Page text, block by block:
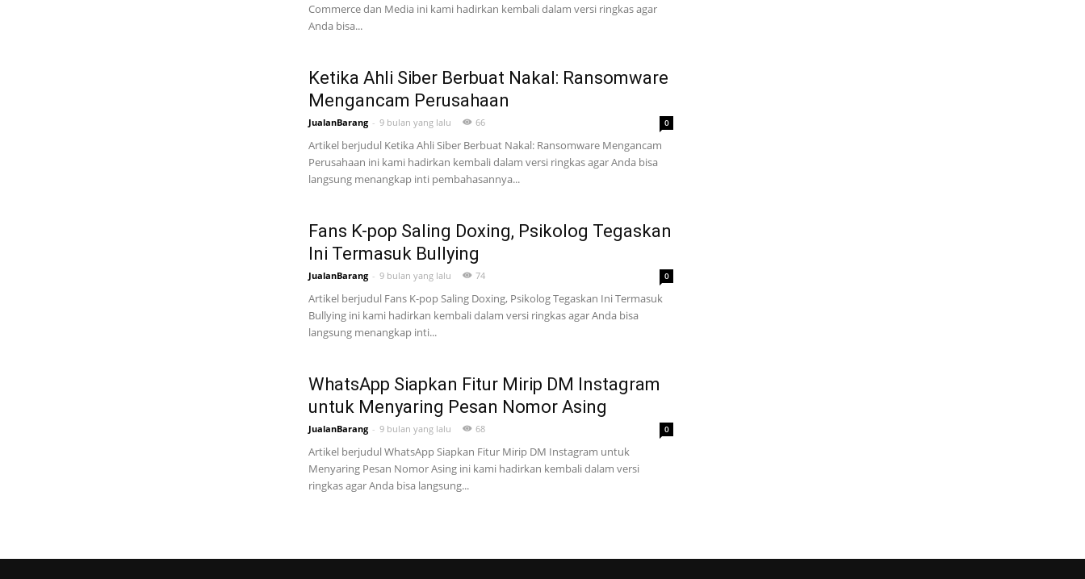
Commerce dan Media ini kami hadirkan kembali dalam versi ringkas agar
Anda bisa...
Ketika Ahli Siber Berbuat Nakal: Ransomware
Mengancam Perusahaan
JualanBarang - 9 bulan yang lalu 66 0
Artikel berjudul Ketika Ahli Siber Berbuat Nakal: Ransomware Mengancam
Perusahaan ini kami hadirkan kembali dalam versi ringkas agar Anda bisa
langsung menangkap inti pembahasannya...
Fans K-pop Saling Doxing, Psikolog Tegaskan
Ini Termasuk Bullying
JualanBarang - 9 bulan yang lalu 74 0
Artikel berjudul Fans K-pop Saling Doxing, Psikolog Tegaskan Ini Termasuk
Bullying ini kami hadirkan kembali dalam versi ringkas agar Anda bisa
langsung menangkap inti...
WhatsApp Siapkan Fitur Mirip DM Instagram
untuk Menyaring Pesan Nomor Asing
JualanBarang - 9 bulan yang lalu 68 0
Artikel berjudul WhatsApp Siapkan Fitur Mirip DM Instagram untuk
Menyaring Pesan Nomor Asing ini kami hadirkan kembali dalam versi
ringkas agar Anda bisa langsung...